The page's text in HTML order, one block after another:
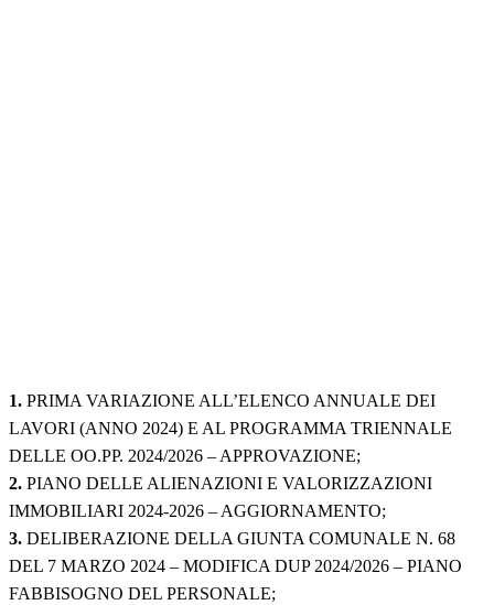
1. PRIMA VARIAZIONE ALL’ELENCO ANNUALE DEI
LAVORI (ANNO 2024) E AL PROGRAMMA TRIENNALE
DELLE OO.PP. 2024/2026 – APPROVAZIONE;
2. PIANO DELLE ALIENAZIONI E VALORIZZAZIONI
IMMOBILIARI 2024-2026 – AGGIORNAMENTO;
3. DELIBERAZIONE DELLA GIUNTA COMUNALE N. 68
DEL 7 MARZO 2024 – MODIFICA DUP 2024/2026 – PIANO
FABBISOGNO DEL PERSONALE;